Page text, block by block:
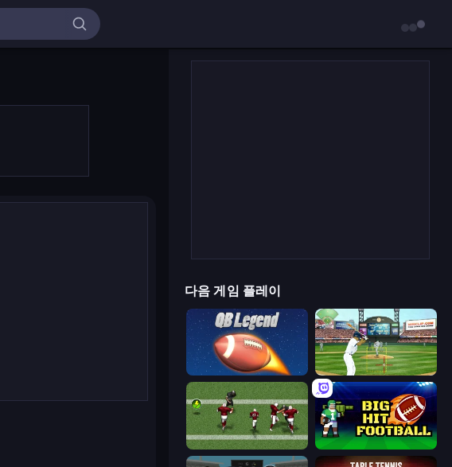
다음 게임 플레이
2 Minute Football QB Legend Baseball
Return Man 2 Big Hit Football